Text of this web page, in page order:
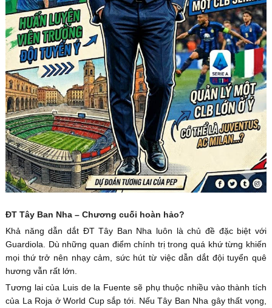
ĐT Tây Ban Nha – Chương cuối hoàn hảo?
Khả năng dẫn dắt ĐT Tây Ban Nha luôn là chủ đề đặc biệt với
Guardiola. Dù những quan điểm chính trị trong quá khứ từng khiến
mọi thứ trở nên nhạy cảm, sức hút từ việc dẫn dắt đội tuyển quê
hương vẫn rất lớn.
Tương lai của Luis de la Fuente sẽ phụ thuộc nhiều vào thành tích
của La Roja ở World Cup sắp tới. Nếu Tây Ban Nha gây thất vọng,